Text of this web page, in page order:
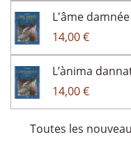
L'âme damnée
14,00 €
L’ànima
14,00 €
Toutes les